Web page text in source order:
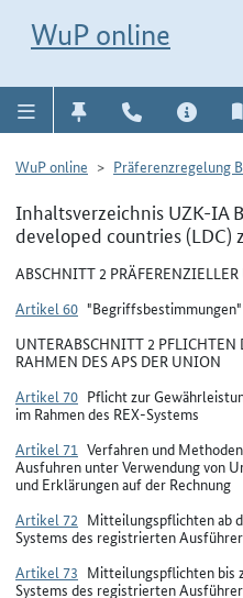
WuP online
WuP online Präferenzregelung
Inhaltsverzeichnis UZK-IA
developed countries (LDC)
ABSCHNITT 2 PRÄFERENZIELLER
Artikel 60 "Begriffsbestimmungen"
UNTERABSCHNITT 2
RAHMEN DES APS DER UNION
Artikel 70 Pflicht zur
im Rahmen des REX-Systems
Artikel 71 Verfahren und
Ausfuhren unter Verwendung von
und Erklärungen auf der Rechnung
Artikel 72 Mitteilungspflichten ab
Systems des registrierten
Artikel 73 Mitteilungspflichten bis
Systems des registrierten